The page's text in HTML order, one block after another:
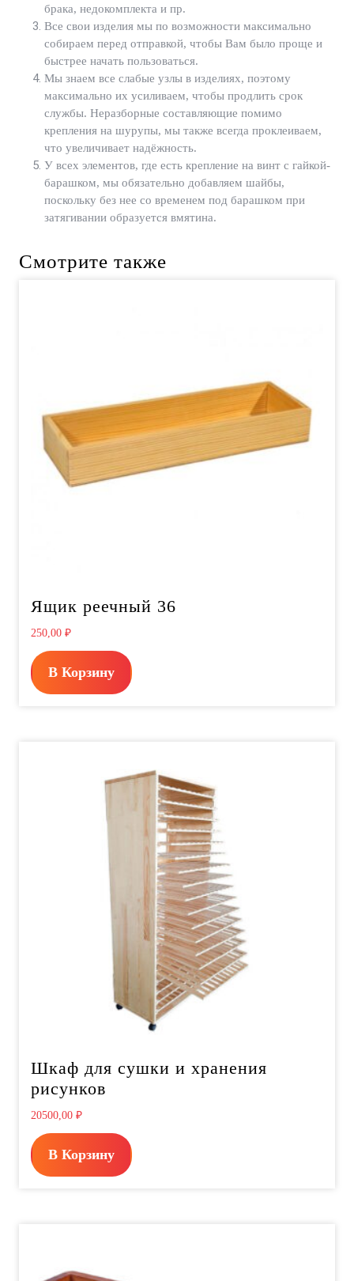
брака, недокомплекта и пр.
Все свои изделия мы по возможности максимально
собираем перед отправкой, чтобы Вам было проще и
быстрее начать пользоваться.
Мы знаем все слабые узлы в изделиях, поэтому
максимально их усиливаем, чтобы продлить срок
службы. Неразборные составляющие помимо
крепления на шурупы, мы также всегда проклеиваем,
что увеличивает надёжность.
У всех элементов, где есть крепление на винт с гайкой-
барашком, мы обязательно добавляем шайбы,
поскольку без нее со временем под барашком при
затягивании образуется вмятина.
Смотрите также
Ящик реечный 36
250,00 ₽
В Корзину
Шкаф для сушки и хранения
рисунков
20500,00 ₽
В Корзину